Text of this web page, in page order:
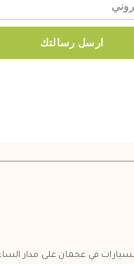
ارسل رسالتك
في عجمان على مدار